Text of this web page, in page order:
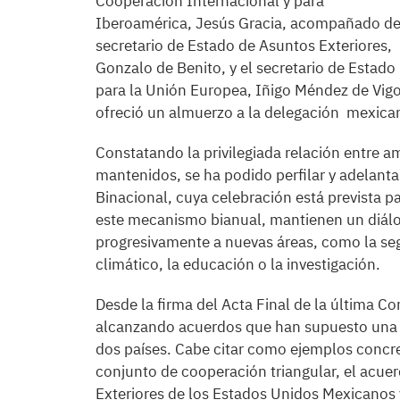
Iberoamérica, Jesús Gracia, acompañado
secretario de Estado de Asuntos Exteriores,
Gonzalo de Benito, y el secretario de Estado
para la Unión Europea, Iñigo Méndez de
ofreció un almuerzo a la delegación
Constatando la privilegiada relación entre
mantenidos, se ha podido perfilar y
Binacional, cuya celebración está prevista
este mecanismo bianual, mantienen un
progresivamente a nuevas áreas, como la
climático, la educación o la investigación.
Desde la firma del Acta Final de la última
alcanzando acuerdos que han supuesto
dos países. Cabe citar como ejemplos
conjunto de cooperación triangular, el
Exteriores de los Estados Unidos